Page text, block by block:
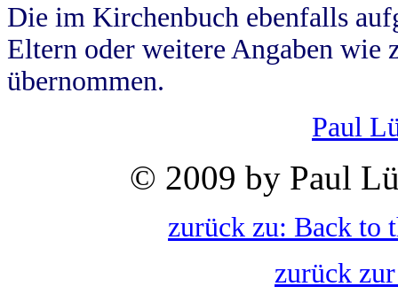
Die im Kirchenbuch ebenfalls
Eltern oder weitere Angaben wie
übernommen.
Paul
© 2009 by Paul
zurück zu: Back to
zurück